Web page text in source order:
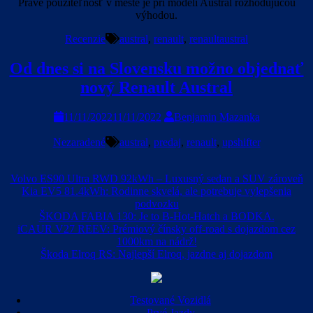
výhodou.
Recenzie
austral, renault, renaultaustral
Od dnes si na Slovensku možno objednať
nový Renault Austral
11/11/202211/11/2022 Benjamin Mazanka
Nezaradené austral, predaj, renault, upshifter
Volvo ES90 Ultra RWD 92kWh – Luxusný sedan a SUV zároveň
Kia EV5 81.4kWh: Rodinne skvelá, ale potrebuje vylepšenia
podvozku
ŠKODA FABIA 130: Je to B-Hot-Hatch a BODKA.
iCAUR V27 REEV: Prémiový čínsky off-road s dojazdom cez
1000km na nádrž!
Škoda Elroq RS: Najlepší Elroq, jazdne aj dojazdom
Testované Vozidlá